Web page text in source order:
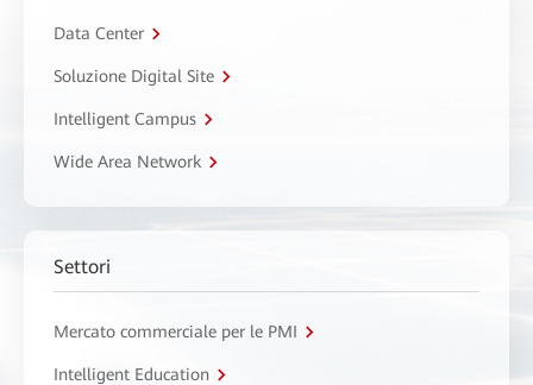
Data Center
Soluzione Digital Site
Intelligent Campus
Wide Area Network
Settori
Mercato commerciale per le PMI
Intelligent Education